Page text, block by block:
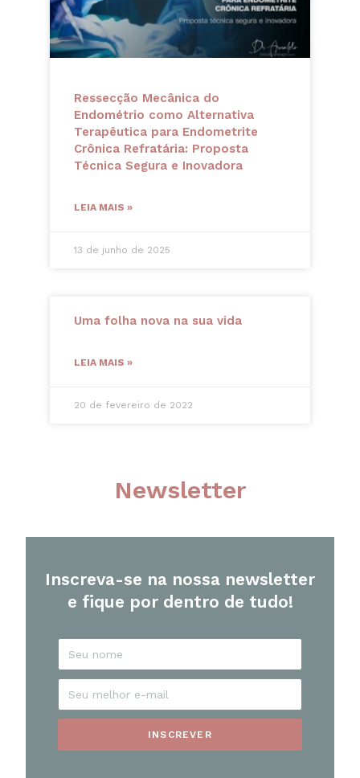
Ressecção Mecânica do
Endométrio como Alternativa
Terapêutica para Endometrite
Crônica Refratária: Proposta
Técnica Segura e Inovadora
LEIA MAIS »
13 de junho de 2025
Uma folha nova na sua vida
LEIA MAIS »
20 de fevereiro de 2022
Newsletter
Inscreva-se na nossa newsletter
e fique por dentro de tudo!
INSCREVER